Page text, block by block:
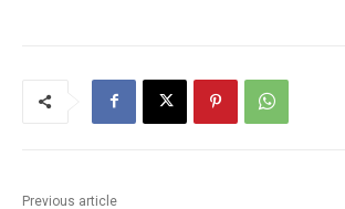
Previous article